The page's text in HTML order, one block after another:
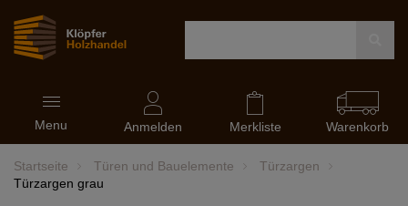
Navigation
ein-
und
ausblenden
Menu Anmelden Merkliste Warenkorb
Startseite Türen und Bauelemente
Türzargen
Türzargen grau